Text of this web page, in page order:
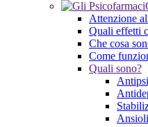
Attenzione
Quali effetti
Che cosa
Come
Quali sono?